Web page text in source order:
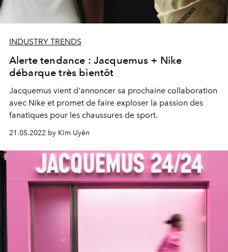
INDUSTRY TRENDS
Alerte tendance : Jacquemus + Nike
débarque très bientôt
Jacquemus vient d'annoncer sa prochaine collaboration
avec Nike et promet de faire exploser la passion des
fanatiques pour les chaussures de sport.
21.05.2022 by Kim Uyên